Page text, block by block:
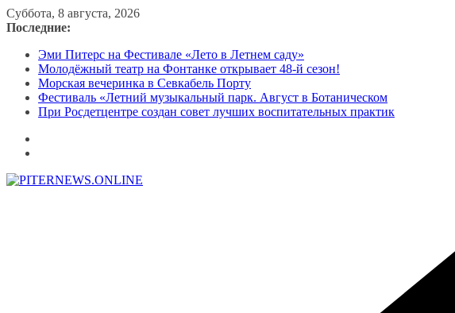
Перейти
к
Суббота, 8 августа, 2026
Последние:
Эми Питерс на Фестивале «Лето в Летнем саду»
Молодёжный театр на Фонтанке открывает 48-й сезон!
Морская вечеринка в Севкабель Порту
Фестиваль «Летний музыкальный парк. Август в Ботаническом
При Росдетцентре создан совет лучших воспитательных практик